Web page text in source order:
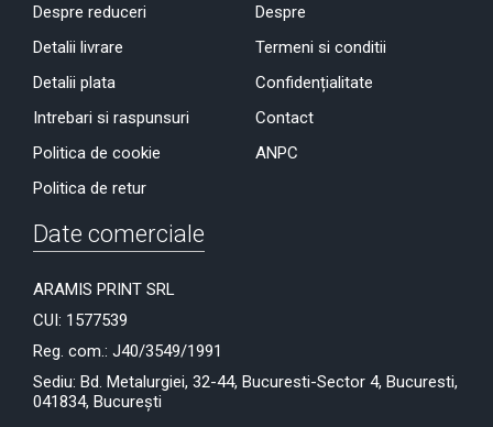
Despre reduceri
Detalii livrare
Detalii plata
Intrebari si raspunsuri
Politica de cookie
Politica de retur
Despre
Termeni si conditii
Confidențialitate
Contact
ANPC
Date comerciale
ARAMIS PRINT SRL
CUI: 1577539
Reg. com.: J40/3549/1991
Sediu: Bd. Metalurgiei, 32-44, Bucuresti-Sector 4, Bucuresti,
041834, București